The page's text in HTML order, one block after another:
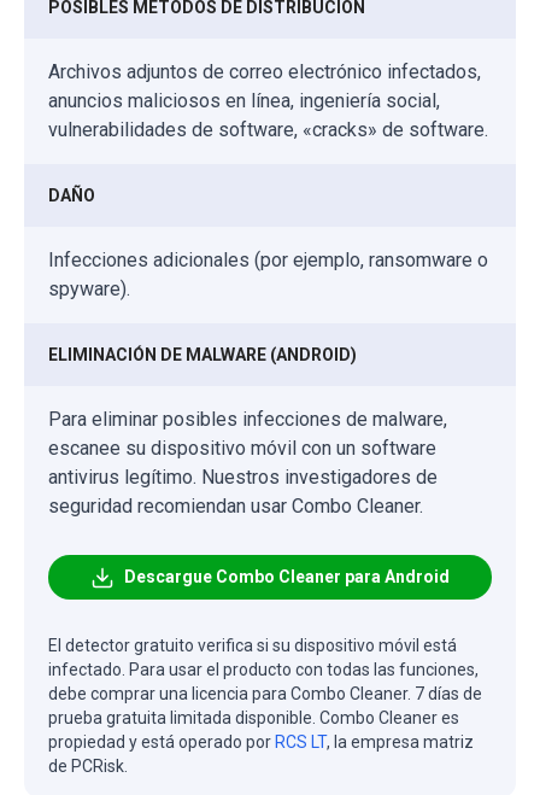
POSIBLES MÉTODOS DE DISTRIBUCIÓN
Archivos adjuntos de correo electrónico infectados,
anuncios maliciosos en línea, ingeniería social,
vulnerabilidades de software, «cracks» de software.
DAÑO
Infecciones adicionales (por ejemplo, ransomware o
spyware).
ELIMINACIÓN DE MALWARE (ANDROID)
Para eliminar posibles infecciones de malware,
escanee su dispositivo móvil con un software
antivirus legítimo. Nuestros investigadores de
seguridad recomiendan usar Combo Cleaner.
Descargue Combo Cleaner para Android
El detector gratuito verifica si su dispositivo móvil está
infectado. Para usar el producto con todas las funciones,
debe comprar una licencia para Combo Cleaner. 7 días de
prueba gratuita limitada disponible. Combo Cleaner es
propiedad y está operado por RCS LT, la empresa matriz
de PCRisk.